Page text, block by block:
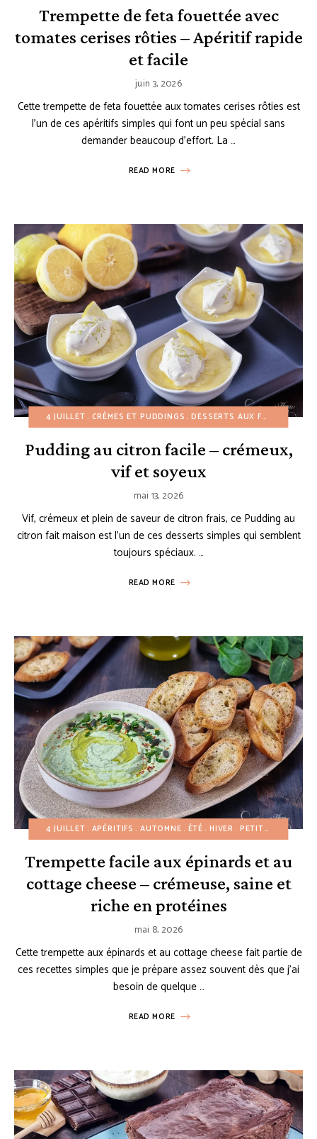
Trempette de feta fouettée avec
tomates cerises rôties – Apéritif rapide
et facile
juin 3, 2026
Cette trempette de feta fouettée aux tomates cerises rôties est
l’un de ces apéritifs simples qui font un peu spécial sans
demander beaucoup d’effort. La …
READ MORE
4 JUILLET CRÈMES ET PUDDINGS DESSERTS AUX FRUITS
Pudding au citron facile – crémeux,
vif et soyeux
mai 13, 2026
Vif, crémeux et plein de saveur de citron frais, ce Pudding au
citron fait maison est l’un de ces desserts simples qui semblent
toujours spéciaux. …
READ MORE
4 JUILLET APÉRITIFS AUTOMNE ÉTÉ HIVER PETIT-DÉJEUNER
Trempette facile aux épinards et au
cottage cheese – crémeuse, saine et
riche en protéines
mai 8, 2026
Cette trempette aux épinards et au cottage cheese fait partie de
ces recettes simples que je prépare assez souvent dès que j’ai
besoin de quelque …
READ MORE